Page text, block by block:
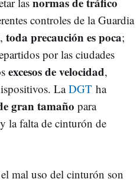
controles de la Guardia
toda precaución es poca;
por las ciudades
excesos de velocidad,
LaDGT ha
gran tamaño para
la falta de cinturón de
mal uso del cinturón son